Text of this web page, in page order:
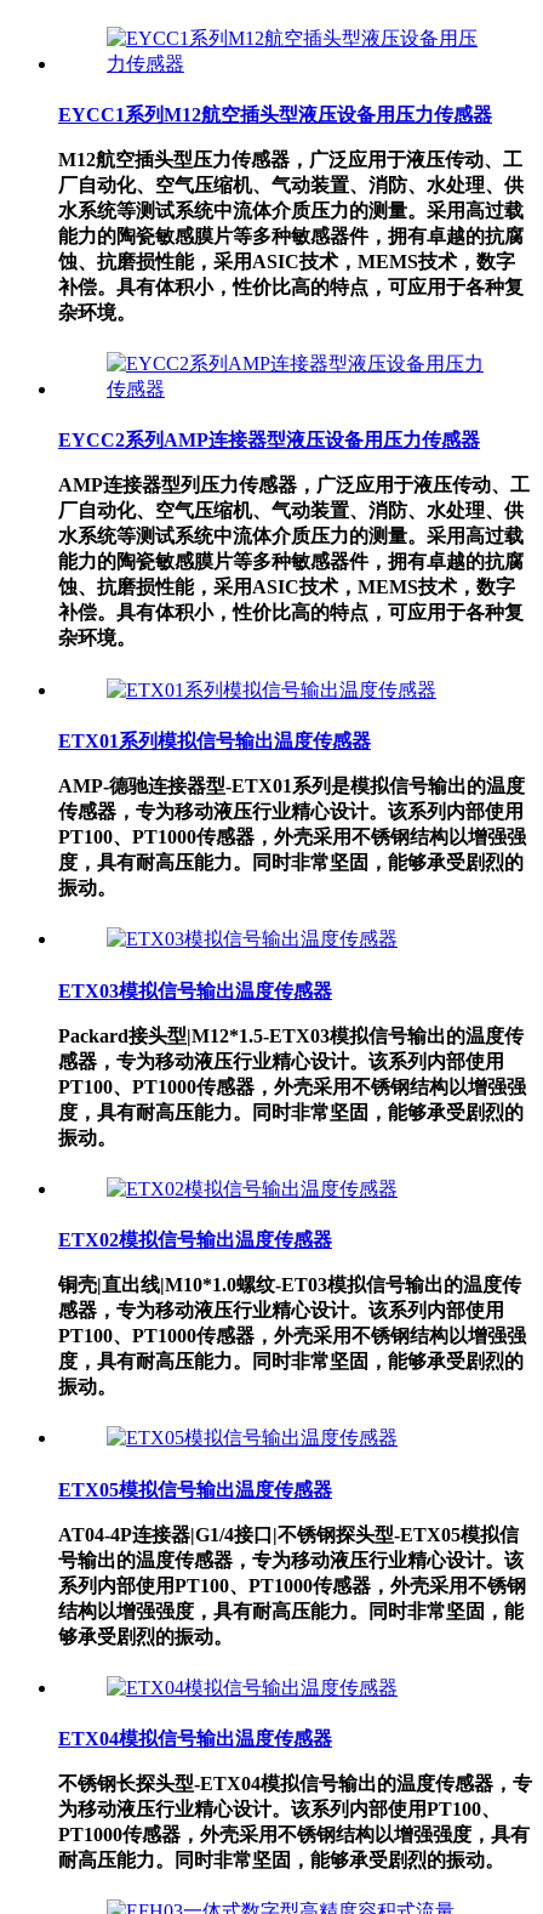
EYCC1系列M12航空插头型液压设备用压力传感器
M12航空插头型压力传感器，广泛应用于液压传动、工
厂自动化、空气压缩机、气动装置、消防、水处理、供
水系统等测试系统中流体介质压力的测量。采用高过载
能力的陶瓷敏感膜片等多种敏感器件，拥有卓越的抗腐
蚀、抗磨损性能，采用ASIC技术，MEMS技术，数字
补偿。具有体积小，性价比高的特点，可应用于各种复
杂环境。
EYCC2系列AMP连接器型液压设备用压力传感器
AMP连接器型列压力传感器，广泛应用于液压传动、工
厂自动化、空气压缩机、气动装置、消防、水处理、供
水系统等测试系统中流体介质压力的测量。采用高过载
能力的陶瓷敏感膜片等多种敏感器件，拥有卓越的抗腐
蚀、抗磨损性能，采用ASIC技术，MEMS技术，数字
补偿。具有体积小，性价比高的特点，可应用于各种复
杂环境。
​ETX01系列模拟信号输出温度传感器
​AMP-德驰连接器型-ETX01系列是模拟信号输出的温度
传感器，专为移动液压行业精心设计。该系列内部使用
PT100、PT1000传感器，外壳采用不锈钢结构以增强强
度，具有耐高压能力。同时非常坚固，能够承受剧烈的
振动。
​ETX03模拟信号输出温度传感器
Packard接头型|M12*1.5-​ETX03模拟信号输出的温度传
感器，专为移动液压行业精心设计。该系列内部使用
PT100、PT1000传感器，外壳采用不锈钢结构以增强强
度，具有耐高压能力。同时非常坚固，能够承受剧烈的
振动。
​ETX02模拟信号输出温度传感器
铜壳|直出线|M10*1.0螺纹-​ET03模拟信号输出的温度传
感器，专为移动液压行业精心设计。该系列内部使用
PT100、PT1000传感器，外壳采用不锈钢结构以增强强
度，具有耐高压能力。同时非常坚固，能够承受剧烈的
振动。
​ETX05模拟信号输出温度传感器
AT04-4P连接器|G1/4接口|不锈钢探头型-​ETX05模拟信
号输出的温度传感器，专为移动液压行业精心设计。该
系列内部使用PT100、PT1000传感器，外壳采用不锈钢
结构以增强强度，具有耐高压能力。同时非常坚固，能
够承受剧烈的振动。
​ETX04模拟信号输出温度传感器
不锈钢长探头型-​ETX04模拟信号输出的温度传感器，专
为移动液压行业精心设计。该系列内部使用PT100、
PT1000传感器，外壳采用不锈钢结构以增强强度，具有
耐高压能力。同时非常坚固，能够承受剧烈的振动。